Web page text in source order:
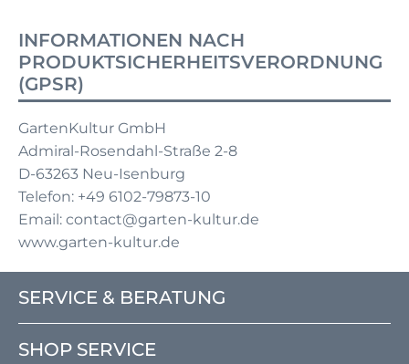
INFORMATIONEN NACH
PRODUKTSICHERHEITSVERORDNUNG
(GPSR)
GartenKultur GmbH
Admiral-Rosendahl-Straße 2-8
D-63263 Neu-Isenburg
Telefon: +49 6102-79873-10
Email: contact@garten-kultur.de
www.garten-kultur.de
SERVICE & BERATUNG
SHOP SERVICE